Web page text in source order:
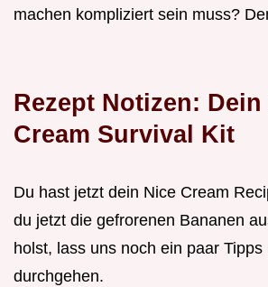
machen kompliziert sein muss?
Rezept Notizen: Dein
Cream Survival Kit
Du hast jetzt dein Nice Cream
du jetzt die gefrorenen Bananen
holst, lass uns noch ein paar Tipps
durchgehen.